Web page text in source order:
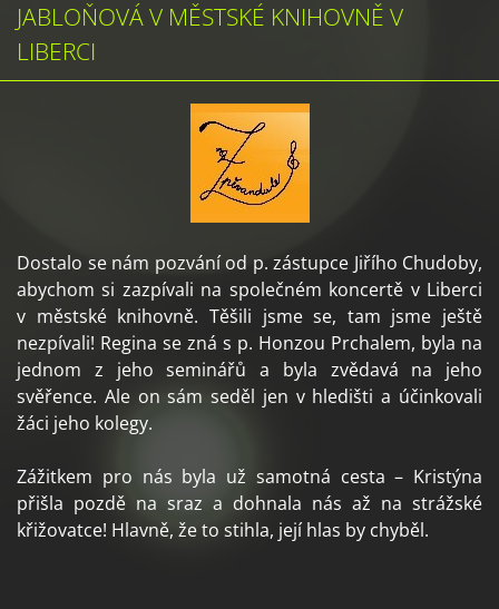
JABLOŇOVÁ V MĚSTSKÉ KNIHOVNĚ V
LIBERCI
Dostalo se nám pozvání od p. zástupce Jiřího Chudoby,
abychom si zazpívali na společném koncertě v Liberci
v městské knihovně. Těšili jsme se, tam jsme ještě
nezpívali! Regina se zná s p. Honzou Prchalem, byla na
jednom z jeho seminářů a byla zvědavá na jeho
svěřence. Ale on sám seděl jen v hledišti a účinkovali
žáci jeho kolegy.
Zážitkem pro nás byla už samotná cesta – Kristýna
přišla pozdě na sraz a dohnala nás až na strážské
křižovatce! Hlavně, že to stihla, její hlas by chyběl.